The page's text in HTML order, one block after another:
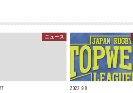
ニュース
2022.9.8